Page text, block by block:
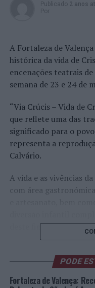
Publicado 2 anos
Por
A Fortaleza de
histórica da vida de
encenações teatrais
semana de 23 e 24 de
“Via Crúcis – Vida de
que reflete uma das
significado para o
representa a
Calvário.
A vida e as vivências
com área
deste fim de semana.
milagre do pão, a
Via Sacra e terminará
PODE
Fortaleza de Valença: